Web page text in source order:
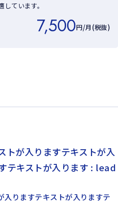
ています。
7,500円/月(税抜)
トが入りますテキストが入
テキストが入ります : lead
入りますテキストが入りますテ